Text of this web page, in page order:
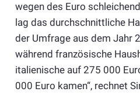
wegen des Euro
lag das durchschnittliche
der Umfrage aus dem Jahr
während französische
italienische auf 275 000
000 Euro kamen“, rechnet